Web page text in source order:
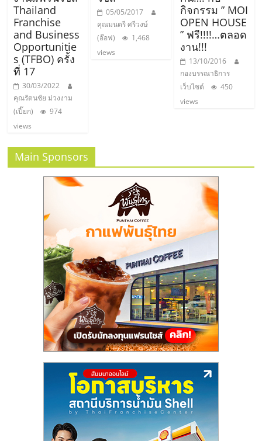
Thailand
Franchise
and Business
Opportunitie
s (TFBO) ครั้ง
ที่ 17
30/03/2022
คุณรัตนชัย ม่วงงาม
(เปี๊ยก)
974
views
05/05/2017
คุณมนตรี ศรีวงษ์
(อ๊อฟ)
1,468
views
กิจกรรม ” MOI
OPEN HOUSE
” ฟรี!!!!…ตลอด
งาน!!!
13/10/2016
กองบรรณาธิการ
เว็บไซต์
450
views
Main Sponsors